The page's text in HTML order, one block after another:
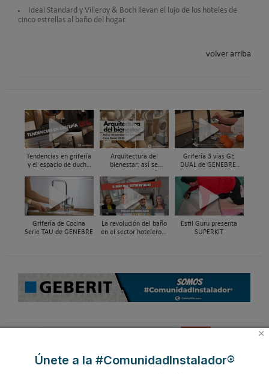
Ideal Standard y Villeroy & Boch llevan el lujo de los hoteles de
cinco estrellas al baño del hogar
volver arriba
Tendencias en grifería
y el espacio de ducha
2026
Arquitectura del
bienestar: así se
en Casa Decor 2026
Grifería 3 vías GE
DUAL de GENEBRE,
sistemas de filtrado de
agua y ósmosis
Grifería de Cocina
Serie TAU de GENEBRE
La revolución del baño
en el sector hotelero |
Estil Guru presenta
SUPERKIT
s
c
×
Únete a la #ComunidadInstalador®